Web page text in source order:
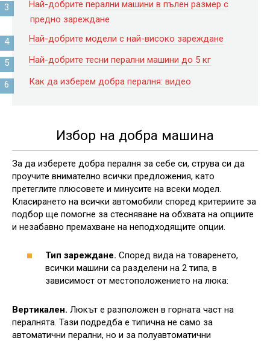
Най-добрите перални машини в пълен размер с
предно зареждане
Най-добрите модели с най-високо зареждане
Най-добрите тесни перални машини до 5 кг
Как да изберем добра пералня: видео
Избор на добра машина
За да изберете добра пералня за себе си, струва си да
проучите внимателно всички предложения, като
претеглите плюсовете и минусите на всеки модел.
Класирането на всички автомобили според критериите за
подбор ще помогне за стесняване на обхвата на опциите
и незабавно премахване на неподходящите опции.
Тип зареждане. Според вида на товаренето,
всички машини са разделени на 2 типа, в
зависимост от местоположението на люка:
Вертикален. Люкът е разположен в горната част на
пералнята. Тази подредба е типична не само за
автоматични перални, но и за полуавтоматични